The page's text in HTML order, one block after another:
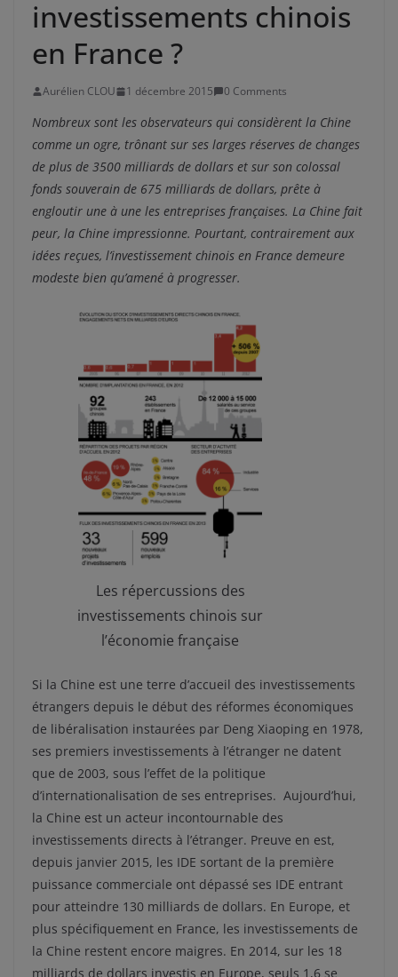
investissements chinois
en France ?
Aurélien CLOU 1 décembre 2015 0 Comments
Nombreux sont les observateurs qui considèrent la Chine
comme un ogre, trônant sur ses larges réserves de changes
de plus de 3500 milliards de dollars et sur son colossal
fonds souverain de 675 milliards de dollars, prête à
engloutir une à une les entreprises françaises. La Chine fait
peur, la Chine impressionne. Pourtant, contrairement aux
idées reçues, l’investissement chinois en France demeure
modeste bien qu’amené à progresser.
Les répercussions des
investissements chinois sur
l’économie française
Si la Chine est une terre d’accueil des investissements
étrangers depuis le début des réformes économiques
de libéralisation instaurées par Deng Xiaoping en 1978,
ses premiers investissements à l’étranger ne datent
que de 2003, sous l’effet de la politique
d’internationalisation de ses entreprises. Aujourd’hui,
la Chine est un acteur incontournable des
investissements directs à l’étranger. Preuve en est,
depuis janvier 2015, les IDE sortant de la première
puissance commerciale ont dépassé ses IDE entrant
pour atteindre 130 milliards de dollars. En Europe, et
plus spécifiquement en France, les investissements de
la Chine restent encore maigres. En 2014, sur les 18
milliards de dollars investis en Europe, seuls 1,6 se